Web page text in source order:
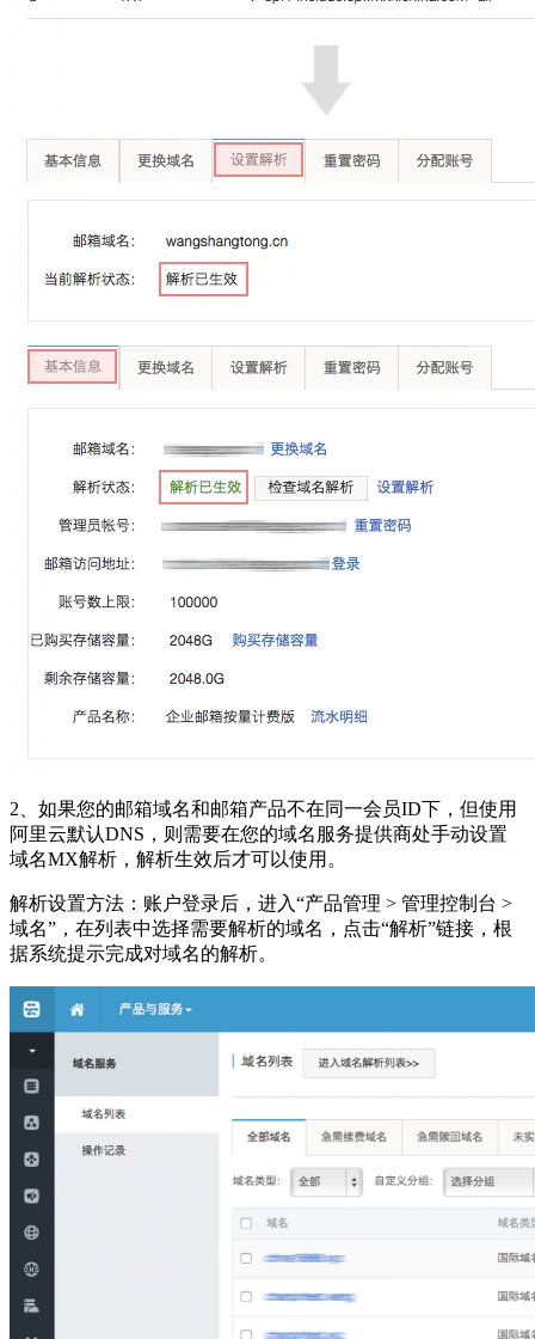
2、如果您的邮箱域名和邮箱产品不在同一会员ID下，但使用
阿里云默认DNS，则需要在您的域名服务提供商处手动设置
域名MX解析，解析生效后才可以使用。
解析设置方法：账户登录后，进入“产品管理 > 管理控制台 >
域名”，在列表中选择需要解析的域名，点击“解析”链接，根
据系统提示完成对域名的解析。